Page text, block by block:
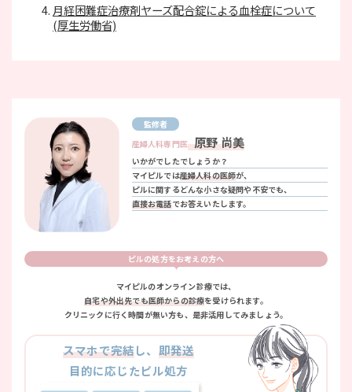
月経困難症治療剤ヤーズ配合錠による血栓症について
(厚生労働省)
監修者
産婦人科専門医 原野 尚美
いかがでしたでしょうか？
マイピルでは産婦人科の医師が、
ピルに関するどんな小さな疑問や不安でも、
直接お電話でお答えいたします。
ピルの処方をお考えの方へ
マイピルのオンライン診療では、
自宅や外出先でも医師からの診療を受けられます。
クリニックに行く時間が無い方も、是非活用してみましょう。
スマホで完結し、 即発送
目的に応じたピル処方